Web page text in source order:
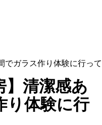
でガラス作り体験に行って
】清潔感あ
り体験に行